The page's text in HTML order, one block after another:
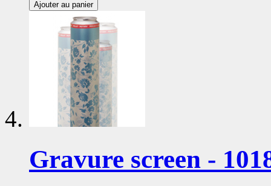
Ajouter au panier
Gravure screen -